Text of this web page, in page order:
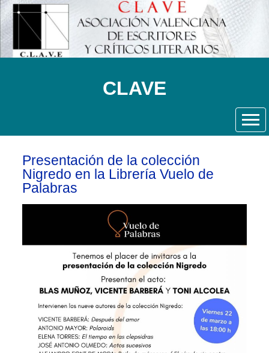
CLAVE
Presentación de la colección
Nigredo en la Librería Vuelo de
Palabras